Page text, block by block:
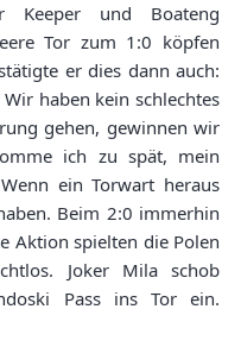
Keeper und Boateng
Tor zum 1:0 köpfen
er dies dann auch:
haben kein schlechtes
gehen, gewinnen wir
ich zu spät, mein
ein Torwart heraus
Beim 2:0 immerhin
Aktion spielten die Polen
Joker Mila schob
Pass ins Tor ein.